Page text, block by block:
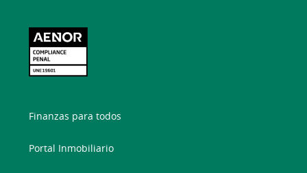
Finanzas para todos
Portal Inmobiliario